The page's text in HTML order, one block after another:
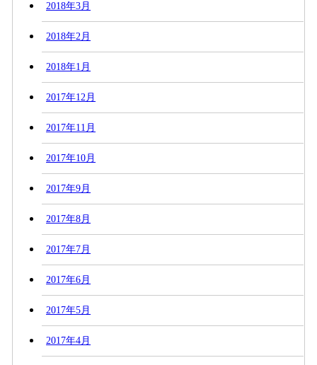
2018年3月
2018年2月
2018年1月
2017年12月
2017年11月
2017年10月
2017年9月
2017年8月
2017年7月
2017年6月
2017年5月
2017年4月